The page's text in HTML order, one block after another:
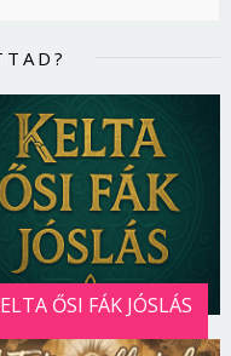
ŐSI FÁK JÓSLÁS